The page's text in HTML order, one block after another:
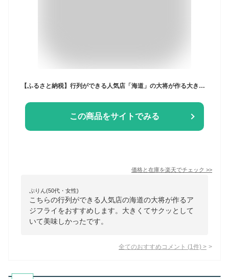
【ふるさと納税】行列ができる人気店「海道」の大将が作る大きなアジフライ＆エビフライ【B1-163】アジ 鯵 あじ 揚げ物 おかず お弁当 フライ 魚 家庭用 簡単 魚 魚介類 海産物 海の幸 おつまみ 冷凍 グルメ エビ えび 海老 蝦 海老フライ 惣菜
この商品をサイトでみる
価格と在庫を楽天でチェック >>
ぷりん(50代・女性)
こちらの行列ができる人気店の海道の大将が作るア
ジフライをおすすめします。大きくてサクッとして
いて美味しかったです。
全てのおすすめコメント (1 件) >